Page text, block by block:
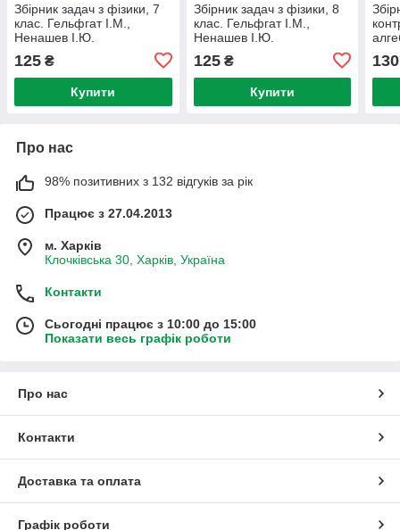
Збірник задач з фізики, 7
клас. Гельфгат І.М.,
Ненашев І.Ю.
125 ₴
Купити
Збірник задач з фізики, 8
клас. Гельфгат І.М.,
Ненашев І.Ю.
125₴
Купити
М.С.
130
Про нас
98% позитивних з 132 відгуків за рік
Працює з 27.04.2013
м. Харків
Клочківська 30, Харків, Україна
Контакти
Сьогодні працює з 10:00 до 15:00
Показати весь графік роботи
Про нас
Контакти
Доставка та оплата
Графік роботи